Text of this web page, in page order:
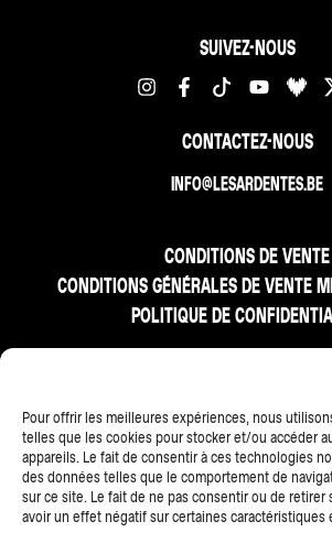
Pour offrir les meilleures expériences, nous
telles que les cookies pour stocker et/ou accéder
appareils. Le fait de consentir à ces technologies
des données telles que le comportement de
sur ce site. Le fait de ne pas consentir ou de
avoir un effet négatif sur certaines caractéristiques
SUIVEZ-NOUS
CONTACTEZ-NOUS
INFO@LESARDENTES.BE
CONDITIONS DE VENTE
CONDITIONS GÉNÉRALES DE VENTE
POLITIQUE DE